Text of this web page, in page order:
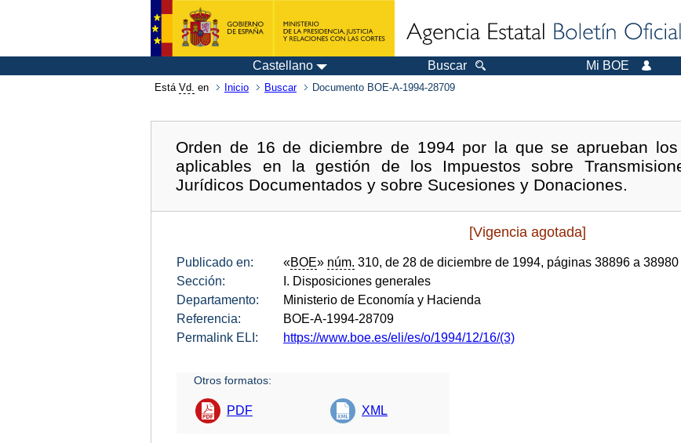
Castellano Buscar Mi BOE
Está Vd. en Inicio Buscar Documento BOE-A-1994-28709
Orden de 16 de diciembre de 1994 por la que se aprueban
aplicables en la gestión de los Impuestos sobre
Jurídicos Documentados y sobre Sucesiones y Donaciones.
[Vigencia agotada]
Publicado en: «BOE» núm. 310, de 28 de diciembre de 1994, páginas 38896 a 38980
Sección:
I. Disposiciones generales
Departamento:
Ministerio de Economía y Hacienda
Referencia:
BOE-A-1994-28709
Permalink ELI:
https://www.boe.es/eli/es/o/1994/12/16/(3)
Otros formatos:
PDF XML